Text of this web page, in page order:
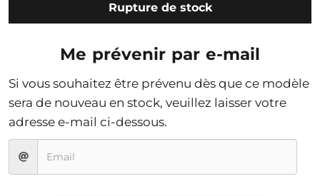
Rupture de stock
Me prévenir par e-mail
Si vous souhaitez être prévenu dès que ce modèle
sera de nouveau en stock, veuillez laisser votre
adresse e-mail ci-dessous.